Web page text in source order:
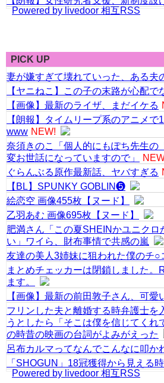
Powered by livedoor 相互RSS
PICK UP
妻が嫌すぎて壊れていった、ある夫
【ヤニねこ】この子の末路が心配で
【画像】最新のライザ、まだイケる
【朗報】タイムリープ系のアニメで
www NEW!
奈須きのこ「個人的にもぽち先生の
変お世話になっていますので」
ぐらんぶる原作最新話、ヤバすぎる
【BL】SPUNKY GOBLIN❺
絵恋空 画像455枚【ヌード】
乙羽あむ 画像695枚【ヌード】
肥満さん「この夏SHEINかユニクロ
い」ワイら、財布事情で共感の嵐
友達の美人3姉妹に狙われた僕のチ○
まとめチェッカーは閉鎖しました。
ます。
【画像】最新の前田敦子さん、可愛
フリンした夫と離婚する時弁護士を
うとしたら「そこは僕を信じてくれ
の時昔の映画の台詞がよみがえった
呂布カルマってなんでこんなに叩か
「SHOGUN」18冠獲得から見える
Powered by livedoor 相互RSS